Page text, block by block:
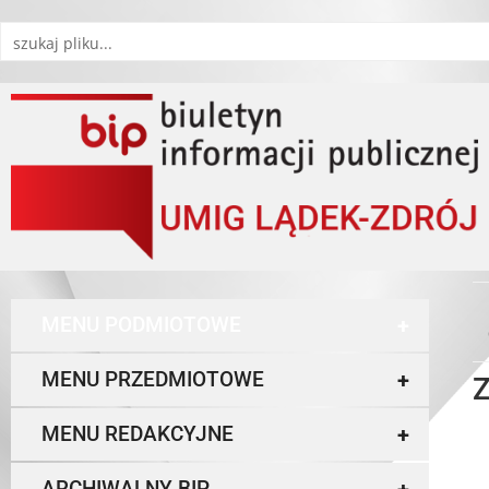
+
MENU PRZEDMIOTOWE
+
MENU REDAKCYJNE